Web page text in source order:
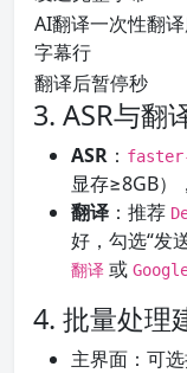
AI翻译一次性翻
字幕行
翻译后暂停秒
3. ASR与翻
ASR ：
显存≥8GB）
翻译 ：推荐
好，勾选“发
翻译 或
4. 批量处理
主界面：可